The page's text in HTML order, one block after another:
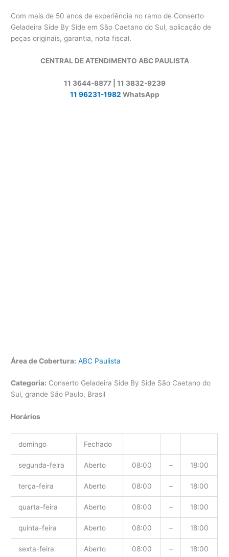
Com mais de 50 anos de experiência no ramo de Conserto
Geladeira Side By Side em São Caetano do Sul, aplicação de
peças originais, garantia, nota fiscal.
CENTRAL DE ATENDIMENTO ABC PAULISTA
11 3644-8877 | 11 3832-9239
11 96231-1982 WhatsApp
Área de Cobertura: ABC Paulista
Categoria: Conserto Geladeira Side By Side São Caetano do
Sul, grande São Paulo, Brasil
Horários
domingo Fechado
segunda-feira Aberto 08:00 – 18:00
terça-feira Aberto 08:00 – 18:00
quarta-feira Aberto 08:00 – 18:00
quinta-feira Aberto 08:00 – 18:00
sexta-feira Aberto 08:00 – 18:00